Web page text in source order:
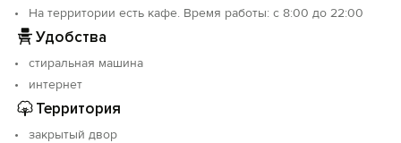
В гостинице работает для Вас и ваших деток
совершенно бесплатно Детская игровая зона.
можете заказать блюда из специально
разработанного детского меню кафе отеля.
На территории есть кафе. Время работы: с 8:00 до 22:00
Удобства
стиральная машина
интернет
Территория
закрытый двор